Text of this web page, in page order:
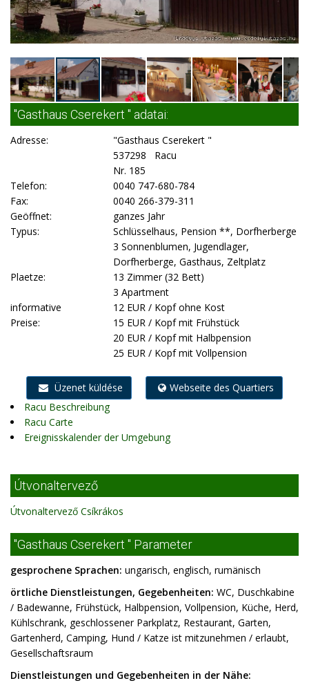
"Gasthaus Cserekert " adatai:
Adresse:
"Gasthaus Cserekert "
537298 Racu
Nr. 185
Telefon:
0040 747-680-784
Fax:
0040 266-379-311
Geöffnet:
ganzes Jahr
Typus:
Schlüsselhaus, Pension **, Dorfherberge
3 Sonnenblumen, Jugendlager,
Dorfherberge, Gasthaus, Zeltplatz
Plaetze:
13 Zimmer (32 Bett)
3 Apartment
informative
Preise:
12 EUR / Kopf ohne Kost
15 EUR / Kopf mit Frühstück
20 EUR / Kopf mit Halbpension
25 EUR / Kopf mit Vollpension
Üzenet küldése
Webseite des Quartiers
Racu Beschreibung
Racu Carte
Ereignisskalender der Umgebung
Útvonaltervező
Útvonaltervező Csíkrákos
"Gasthaus Cserekert " Parameter
gesprochene Sprachen: ungarisch, englisch, rumänisch
örtliche Dienstleistungen, Gegebenheiten: WC, Duschkabine
/ Badewanne, Frühstück, Halbpension, Vollpension, Küche, Herd,
Kühlschrank, geschlossener Parkplatz, Restaurant, Garten,
Gartenherd, Camping, Hund / Katze ist mitzunehmen / erlaubt,
Gesellschaftsraum
Dienstleistungen und Gegebenheiten in der Nähe: